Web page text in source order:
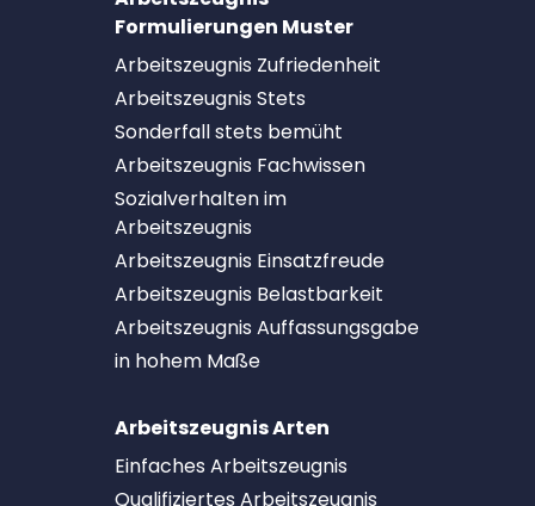
Formulierungen Muster
Arbeitszeugnis Zufriedenheit
Arbeitszeugnis Stets
Sonderfall stets bemüht
Arbeitszeugnis Fachwissen
Sozialverhalten im
Arbeitszeugnis
Arbeitszeugnis Einsatzfreude
Arbeitszeugnis Belastbarkeit
Arbeitszeugnis Auffassungsgabe
in hohem Maße
Arbeitszeugnis Arten
Einfaches Arbeitszeugnis
Qualifiziertes Arbeitszeugnis